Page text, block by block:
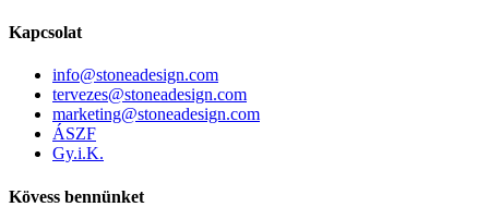
Kapcsolat
info@stoneadesign.com
tervezes@stoneadesign.com
marketing@stoneadesign.com
ÁSZF
Gy.i.K.
Kövess bennünket